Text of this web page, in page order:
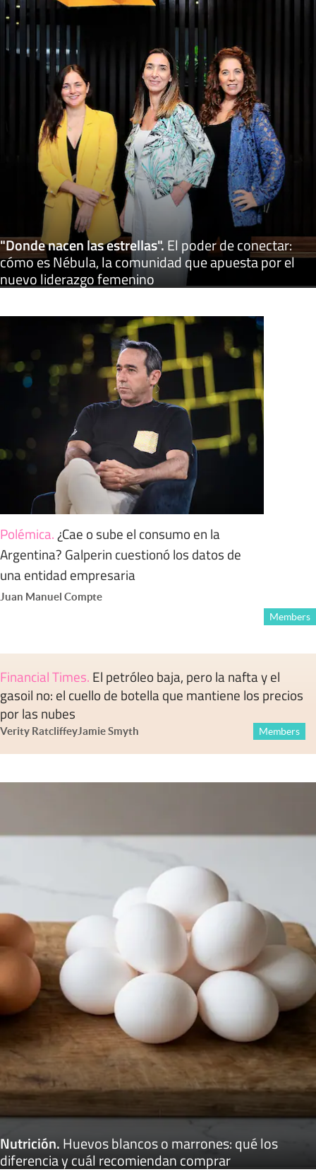
"Donde nacen las estrellas".El poder de conectar:
cómo es Nébula, la comunidad que apuesta por el
nuevo liderazgo femenino
Polémica.¿Cae o sube el consumo en la
Argentina? Galperin cuestionó los datos de
una entidad empresaria
Juan Manuel Compte
Members
Financial Times. El petróleo baja, pero la nafta y el
gasoil no: el cuello de botella que mantiene los precios
por las nubes
Verity RatcliffeyJamie Smyth Members
Nutrición.Huevos blancos o marrones: qué los
diferencia y cuál recomiendan comprar